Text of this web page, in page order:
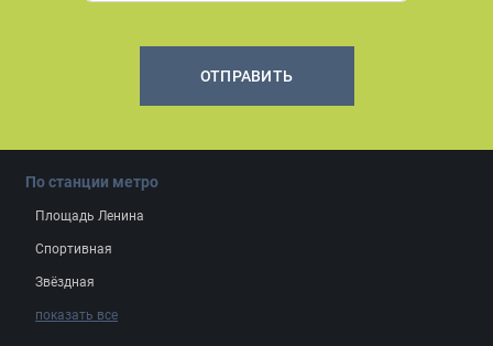
ОТПРАВИТЬ
По станции метро
Площадь Ленина
Спортивная
Звёздная
показать все